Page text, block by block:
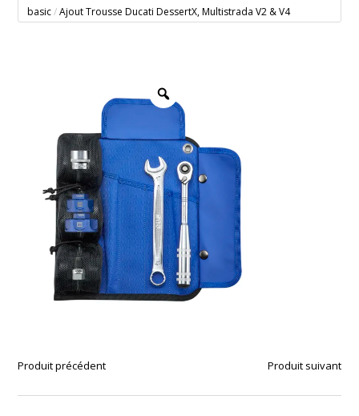
basic / Ajout Trousse Ducati DessertX, Multistrada V2 & V4
Produit précédent Produit suivant